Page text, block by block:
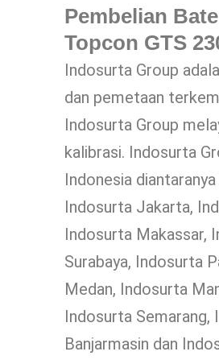
Pembelian
Topcon GTS
Indosurta Group
dan pemetaan
Indosurta Group
kalibrasi. Indosurta
Indonesia
Indosurta Jakarta,
Indosurta Makassar,
Surabaya, Indosurta
Medan, Indosurta
Indosurta
Banjarmasin dan